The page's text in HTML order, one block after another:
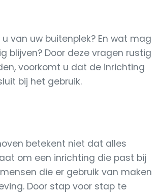
van uw buitenplek? En wat mag
blijven? Door deze vragen rustig
voorkomt u dat de inrichting
bij het gebruik.
betekent niet dat alles
om een inrichting die past bij
die er gebruik van maken
Door stap voor stap te